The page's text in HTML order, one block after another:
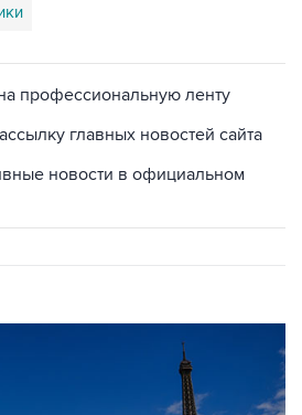
профессиональную ленту
главных новостей сайта
новости в официальном